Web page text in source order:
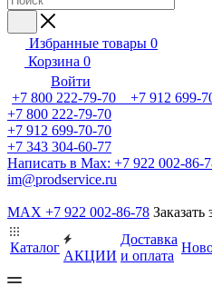
Избранные товары 0
Корзина 0
Войти
+7 800 222-79-70 +7 912 699-
+7 800 222-79-70
+7 912 699-70-70
+7 343 304-60-77
Написать в Max: +7 922 002-86-
im@prodservice.ru
MAX +7 922 002-86-78 Заказать
Каталог
АКЦИИ
Доставка
и оплата